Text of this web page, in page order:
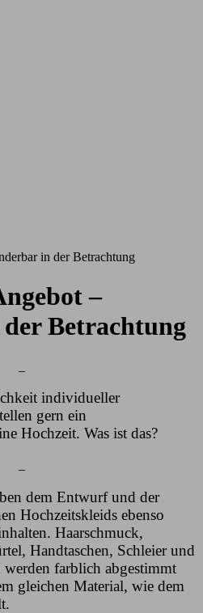
–
Betrachtung
individueller
gern ein
Hochzeit. Was ist das?
dem Entwurf und der
Hochzeitskleids ebenso
Haarschmuck,
Handtaschen, Schleier und
farblich abgestimmt
gleichen Material, wie dem